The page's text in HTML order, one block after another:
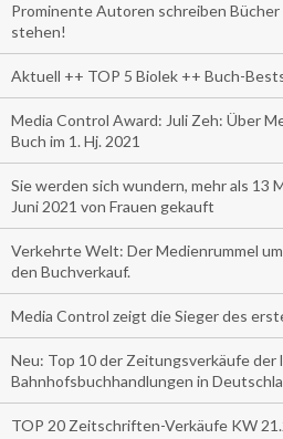
Prominente Autoren schreiben Bücher
stehen!
Aktuell ++ TOP 5 Biolek ++ Buch-
Media Control Award: Juli Zeh: Über
Buch im 1. Hj. 2021
Sie werden sich wundern, mehr als 13
Juni 2021 von Frauen gekauft
Verkehrte Welt: Der Medienrummel
den Buchverkauf.
Media Control zeigt die Sieger des
Neu: Top 10 der Zeitungsverkäufe der
Bahnhofsbuchhandlungen in
TOP 20 Zeitschriften-Verkäufe KW